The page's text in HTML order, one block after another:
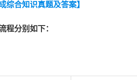
综合知识真题及答案】
程分别如下：